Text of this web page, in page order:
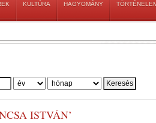
KULTÚRA HAGYOMÁNY
ISTVÁN’